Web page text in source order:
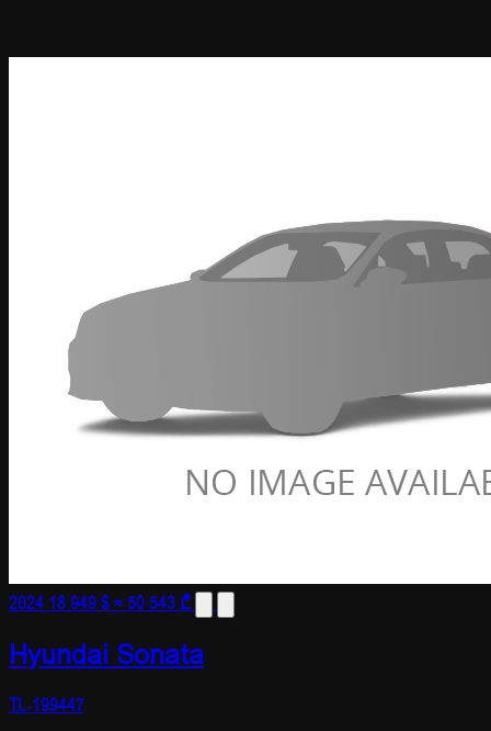
2024 18 949 $≈ 50 543 ₾
Hyundai Sonata
TL-199447